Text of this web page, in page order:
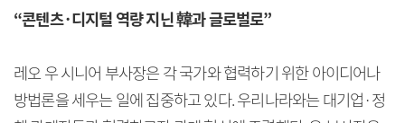
“콘텐츠·디지털 역량 지닌 韓과 글로벌로”
레오 우 시니어 부사장은 각 국가와 협력하기 위한 아이디어나
방법론을 세우는 일에 집중하고 있다. 우리나라와는 대기업·정